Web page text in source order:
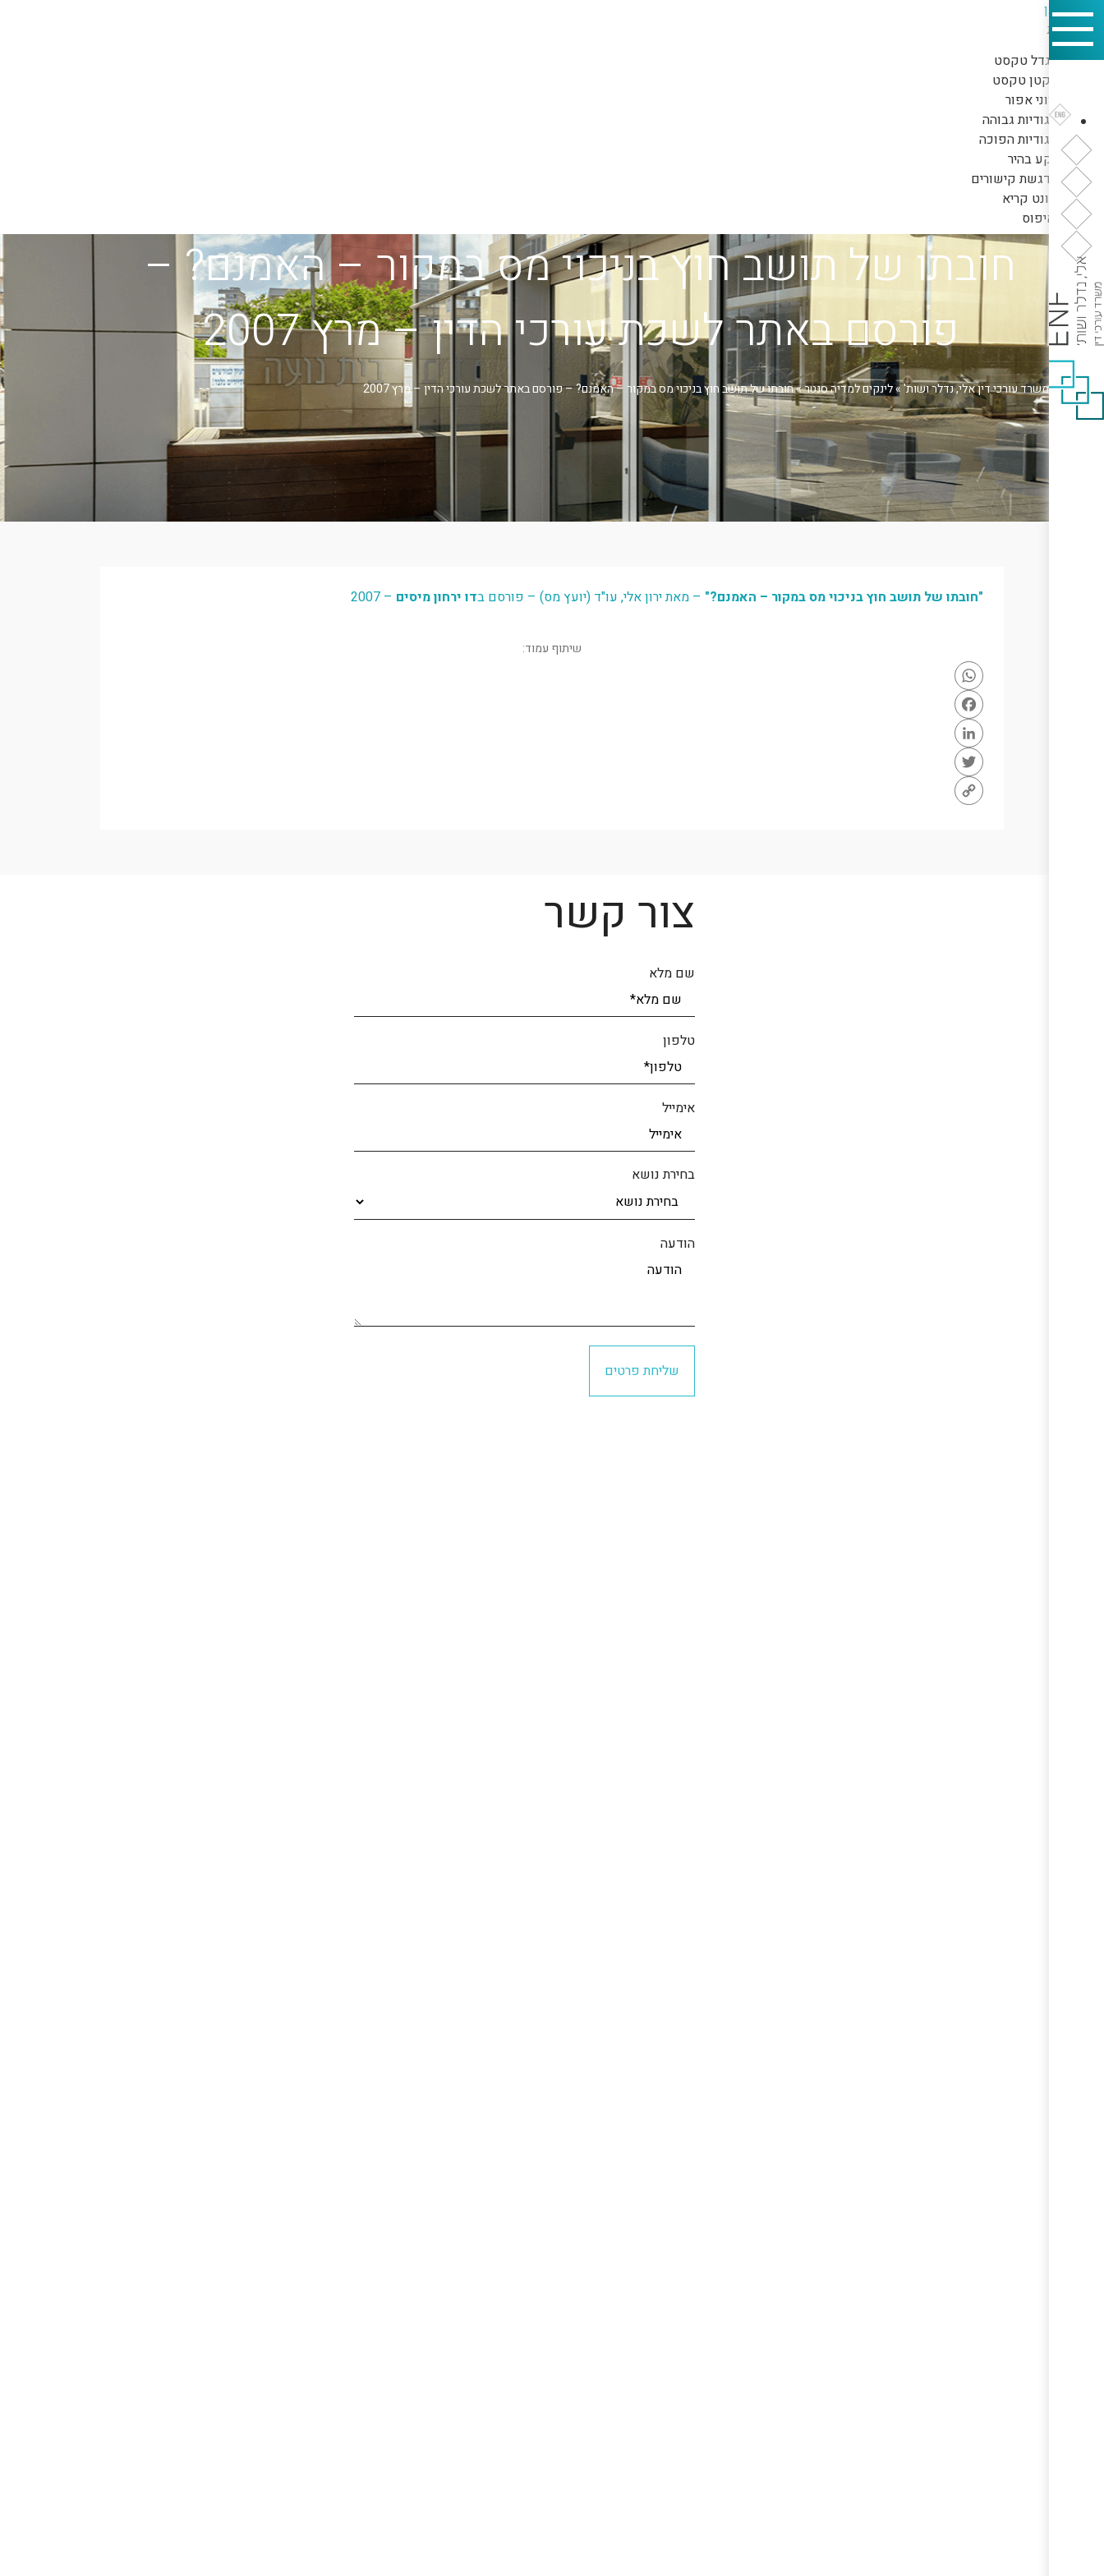
דילוג לתוכן
כלי נגישות
הגדל טקסט
הקטן טקסט
גווני אפור
ניגודיות גבוהה
ניגודיות הפוכה
רקע בהיר
הדגשת קישורים
פונט קריא
איפוס
חובתו של תושב חוץ בניכוי מס במקור – האמנם? –
פורסם באתר לשכת עורכי הדין – מרץ 2007
משרד עורכי דין אלי, נדלר ושות'»לינקים למדיה סנטר»חובתו של תושב חוץ בניכוי מס במקור – האמנם? – פורסם באתר לשכת עורכי הדין – מרץ 2007
"חובתו של תושב חוץ בניכוי מס במקור – האמנם?" – מאת ירון אלי, עו"ד (יועץ מס) – פורסם בדו ירחון מיסים – 2007
שיתוף עמוד:
צור קשר
שם מלא
טלפון
אימייל
בחירת נושא
הודעה
שליחת פרטים